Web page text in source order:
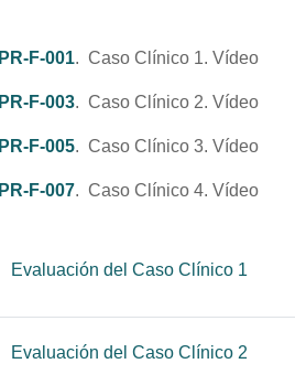
PR-F-001. Caso Clínico 1. Vídeo
PR-F-003. Caso Clínico 2. Vídeo
PR-F-005. Caso Clínico 3. Vídeo
PR-F-007. Caso Clínico 4. Vídeo
Evaluación del Caso Clínico 1
Evaluación del Caso Clínico 2